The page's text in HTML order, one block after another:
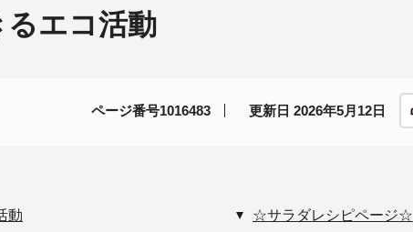
エコ活動
ページ番号1016483 更新日 2026年5月12日
動 ☆サラダレシピページ☆